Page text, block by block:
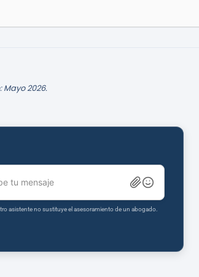
2026.
tu mensaje
asistente no sustituye el asesoramiento de un abogado.